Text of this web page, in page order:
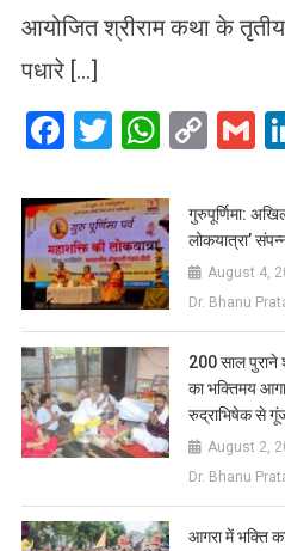
आयोजित श्रीराम कथा के
पधारे […]
Facebook
Twitter
गुरुपूर्णिमा:
लोकयात्रा’
August 4,
Dr. Bhanu
200 साल पुराने
का भक्तिमय
रुद्राभिषेक से
August 2,
Dr. Bhanu
आगरा में भक्ति